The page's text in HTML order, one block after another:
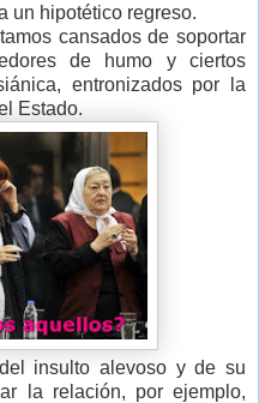
un hipotético regreso.
cansados de soportar
de humo y ciertos
entronizados por la
Estado.
insulto alevoso y de su
la relación, por ejemplo,